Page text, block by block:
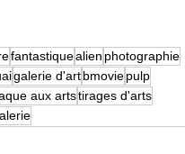
fantastiquealien photographie
galerie d'artbmoviepulp
aux artstirages d'arts